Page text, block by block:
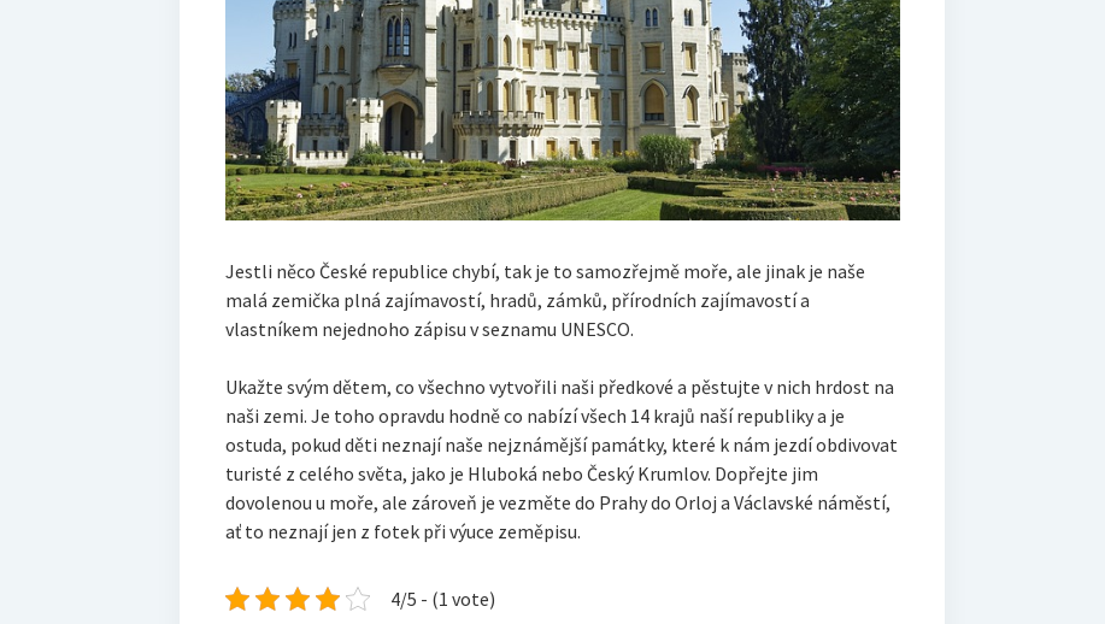
Jestli něco České republice chybí, tak je to samozřejmě moře, ale jinak je naše
malá zemička plná zajímavostí, hradů, zámků, přírodních zajímavostí a
vlastníkem nejednoho zápisu v seznamu UNESCO.
Ukažte svým dětem, co všechno vytvořili naši předkové a pěstujte v nich hrdost na
naši zemi. Je toho opravdu hodně co nabízí všech 14 krajů naší republiky a je
ostuda, pokud děti neznají naše nejznámější památky, které k nám jezdí obdivovat
turisté z celého světa, jako je Hluboká nebo Český Krumlov. Dopřejte jim
dovolenou u moře, ale zároveň je vezměte do Prahy do Orloj a Václavské náměstí,
ať to neznají jen z fotek při výuce zeměpisu.
4/5 - (1 vote)